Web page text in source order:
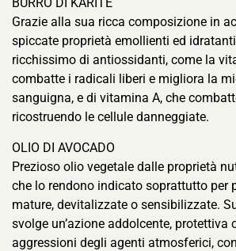
Grazie alla sua ricca composizione in
spiccate proprietà emollienti ed
ricchissimo di antiossidanti, come la
combatte i radicali liberi e migliora la
sanguigna, e di vitamina A, che
ricostruendo le cellule danneggiate.
OLIO DI AVOCADO
Prezioso olio vegetale dalle proprietà
che lo rendono indicato soprattutto per
mature, devitalizzate o sensibilizzate.
svolge un’azione addolcente, protettiva
aggressioni degli agenti atmosferici,